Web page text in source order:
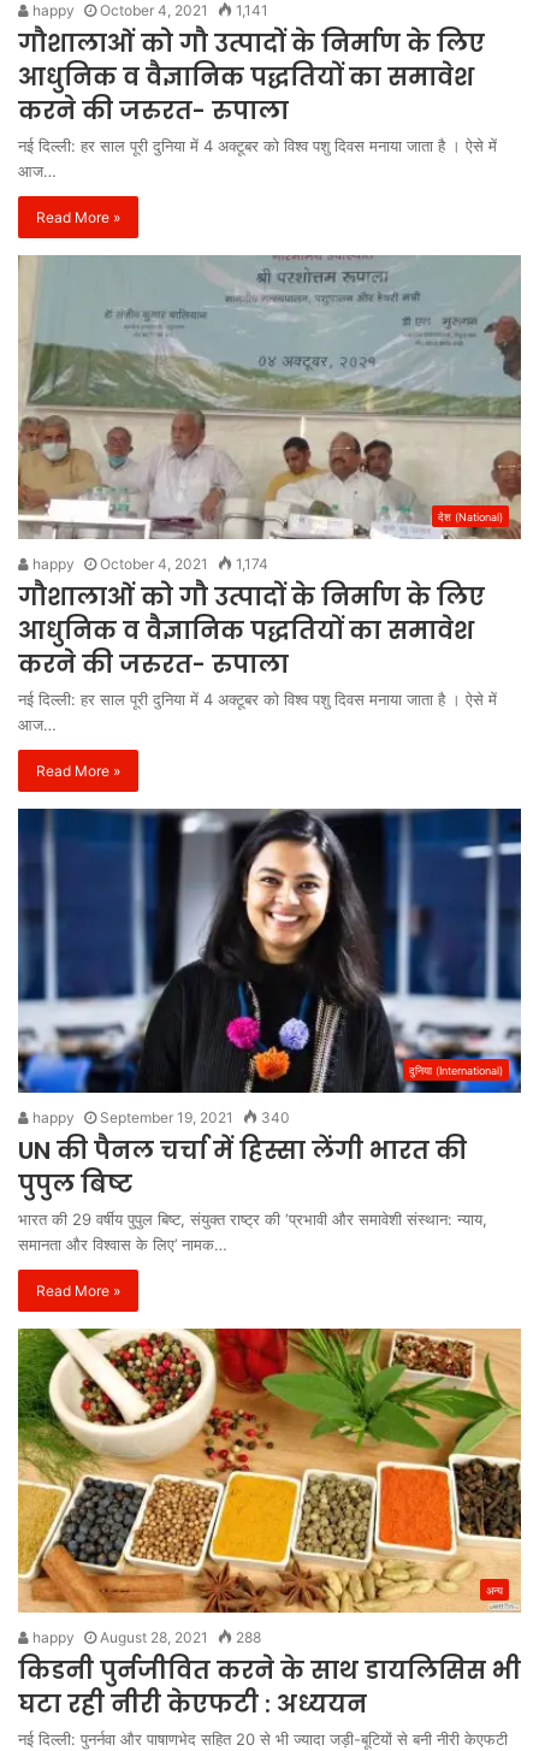
happy October 4, 2021 1,141
गौशालाओं को गौ उत्पादों के निर्माण के लिए
आधुनिक व वैज्ञानिक पद्धतियों का समावेश
करने की जरुरत- रुपाला
नई दिल्ली: हर साल पूरी दुनिया में 4 अक्टूबर को विश्व पशु दिवस मनाया जाता है । ऐसे में
आज…
Read More »
देश (National)
happy October 4, 2021 1,174
गौशालाओं को गौ उत्पादों के निर्माण के लिए
आधुनिक व वैज्ञानिक पद्धतियों का समावेश
करने की जरुरत- रुपाला
नई दिल्ली: हर साल पूरी दुनिया में 4 अक्टूबर को विश्व पशु दिवस मनाया जाता है । ऐसे में
आज…
Read More »
दुनिया (International)
happy September 19, 2021 340
UN की पैनल चर्चा में हिस्सा लेंगी भारत की
पुपुल बिष्ट
भारत की 29 वर्षीय पुपुल बिष्ट, संयुक्त राष्ट्र की ‘प्रभावी और समावेशी संस्थान: न्याय,
समानता और विश्वास के लिए’ नामक…
Read More »
अन्य
happy August 28, 2021 288
किडनी पुर्नजीवित करने के साथ डायलिसिस भी
घटा रही नीरी केएफटी : अध्ययन
नई दिल्ली: पुनर्नवा और पाषाणभेद सहित 20 से भी ज्यादा जड़ी-बूटियों से बनी नीरी केएफटी